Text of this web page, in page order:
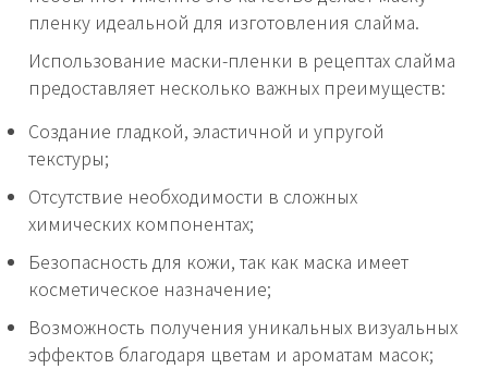
пленку идеальной для изготовления слайма.
Использование маски-пленки в рецептах слайма
предоставляет несколько важных преимуществ:
Создание гладкой, эластичной и упругой
текстуры;
Отсутствие необходимости в сложных
химических компонентах;
Безопасность для кожи, так как маска имеет
косметическое назначение;
Возможность получения уникальных визуальных
эффектов благодаря цветам и ароматам масок;